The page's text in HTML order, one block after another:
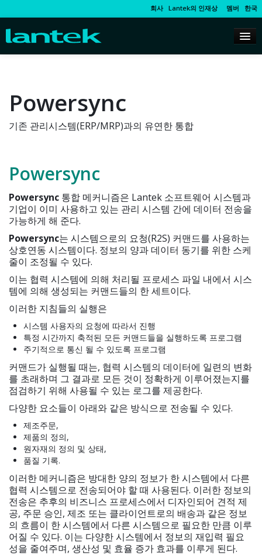
회사 Lantek의 인재상 멤버 한국
Powersync
기존 관리시스템(ERP/MRP)과의 유연한 통합
Powersync
Powersync 통합 메커니즘은 Lantek 소프트웨어 시스템과
기업이 이미 사용하고 있는 관리 시스템 간에 데이터 전송을
가능하게 해 준다.
Powersync는 시스템으로의 요청(R2S) 커맨드를 사용하는
상호연동 시스템이다. 정보의 양과 데이터 동기를 위한 스케
줄이 조정될 수 있다.
이는 협력 시스템에 의해 처리될 프로세스 파일 내에서 시스
템에 의해 생성되는 커맨드들의 한 세트이다.
이러한 지침들의 실행은
시스템 사용자의 요청에 따라서 진행
특정 시간까지 축적된 모든 커맨드들을 실행하도록 프로그램
주기적으로 통신 될 수 있도록 프로그램
커맨드가 실행될 때는, 협력 시스템의 데이터에 일련의 변화
를 초래하며 그 결과로 모든 것이 정확하게 이루어졌는지를
점검하기 위해 사용될 수 있는 로그를 제공한다.
다양한 요소들이 아래와 같은 방식으로 전송될 수 있다.
제조주문,
제품의 정의,
원자재의 정의 및 상태,
품질 기록.
이러한 메커니즘은 방대한 양의 정보가 한 시스템에서 다른
협력 시스템으로 전송되어야 할 때 사용된다. 이러한 정보의
전송은 추후의 비즈니스 프로세스에서 디자인되어 견적 제
공, 주문 승인, 제조 또는 클라이언트로의 배송과 같은 정보
의 흐름이 한 시스템에서 다른 시스템으로 필요한 만큼 이루
어질 수 있다. 이는 다양한 시스템에서 정보의 재입력 필요
성을 줄여주며, 생산성 및 효율 증가 효과를 이루게 된다.